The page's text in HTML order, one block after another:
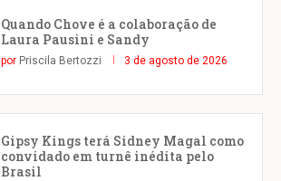
Quando Chove é a colaboração de
Laura Pausini e Sandy
por Priscila Bertozzi 3 de agosto de 2026
Gipsy Kings terá Sidney Magal como
convidado em turnê inédita pelo
Brasil